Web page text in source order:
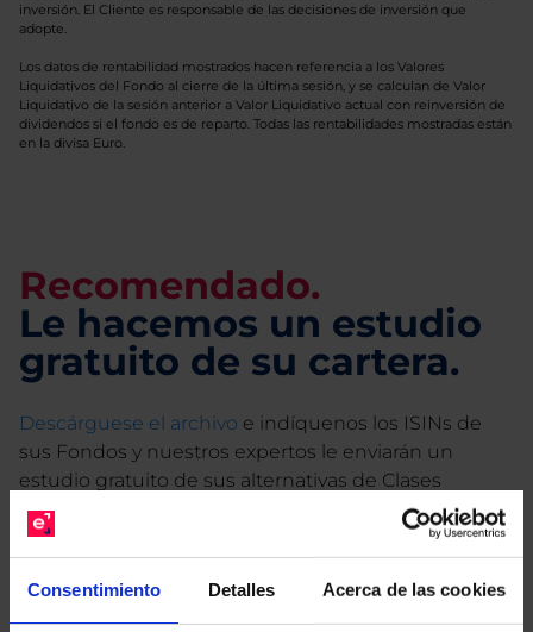
Consentimiento Detalles Acerca de las cookies
inversión. El Cliente es responsable de las decisiones de inversión que
adopte.
Los datos de rentabilidad mostrados hacen referencia a los Valores
Liquidativos del Fondo al cierre de la última sesión, y se calculan de Valor
Liquidativo de la sesión anterior a Valor Liquidativo actual con reinversión de
dividendos si el fondo es de reparto. Todas las rentabilidades mostradas están
en la divisa Euro.
Recomendado.
Le hacemos un estudio
gratuito de su cartera.
Descárguese el archivo e indíquenos los ISINs de
sus Fondos y nuestros expertos le enviarán un
estudio gratuito de sus alternativas de Clases
Limpias con las que podrá ahorrar en sus costes.